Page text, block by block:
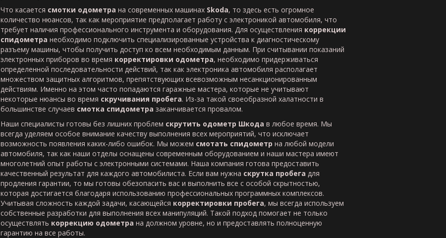
Что касается смотки одометра на современных машинах Skoda, то здесь есть огромное
количество нюансов, так как мероприятие предполагает работу с электроникой автомобиля, что
требует наличия профессионального инструмента и оборудования. Для осуществления коррекции
спидометра необходимо подключить специализированные устройства к диагностическому
разъему машины, чтобы получить доступ ко всем необходимым данным. При считывании показаний
электронных приборов во время корректировки одометра, необходимо придерживаться
определенной последовательности действий, так как электроника автомобиля располагает
множеством защитных алгоритмов, препятствующих всевозможным несанкционированным
действиям. Именно на этом часто попадаются гаражные мастера, которые не учитывают
некоторые нюансы во время скручивания пробега. Из-за такой своеобразной халатности в
большинстве случаев смотка спидометра заканчивается провалом.
Наши специалисты готовы без лишних проблем скрутить одометр Шкода в любое время. Мы
всегда уделяем особое внимание качеству выполнения всех мероприятий, что исключает
возможность появления каких-либо ошибок. Мы можем смотать спидометр на любой модели
автомобиля, так как наши отделы оснащены современным оборудованием и наши мастера имеют
многолетний опыт работы с электронными системами. Наша компания готова предоставить
качественный результат для каждого автомобилиста. Если вам нужна скрутка пробега для
продления гарантии, то мы готовы обезопасить вас и выполнить все с особой скрытностью,
которая достигается благодаря использованию профессиональных программных комплексов.
Учитывая сложность каждой задачи, касающейся корректировки пробега, мы всегда используем
собственные разработки для выполнения всех манипуляций. Такой подход помогает не только
осуществлять коррекцию одометра на должном уровне, но и предоставлять полноценную
гарантию на все работы.